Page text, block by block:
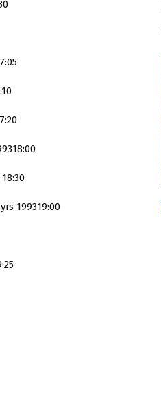
199319:00